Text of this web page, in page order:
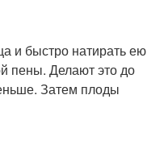
и быстро натирать ею
пены. Делают это до
Затем плоды